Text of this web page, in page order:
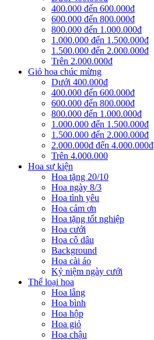
400.000 đến 600.000đ
600.000 đến 800.000đ
800.000 đến 1.000.000đ
1.000.000 đến 1.500.000đ
1.500.000 đến 2.000.000đ
Trên 2.000.000đ
Giỏ hoa chúc mừng
Dưới 400.000đ
400.000 đến 600.000đ
600.000 đến 800.000đ
800.000 đến 1.000.000đ
1.000.000 đến 1.500.000đ
1.500.000 đến 2.000.000đ
2.000.000đ đến 4.000.000đ
Trên 4.000.000
Hoa sự kiện
Hoa tặng 20/10
Hoa ngày 8/3
Hoa tình yêu
Hoa cảm ơn
Hoa tặng tốt nghiệp
Hoa cưới
Hoa cô dâu
Background
Hoa cài áo
Kỷ niệm ngày cưới
Thể loại hoa
Hoa lẵng
Hoa bình
Hoa hộp
Hoa giỏ
Hoa chậu